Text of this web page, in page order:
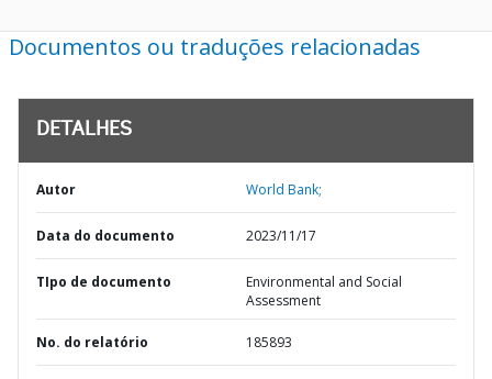
Documentos ou traduções relacionadas
DETALHES
Autor World Bank;
Data do documento 2023/11/17
TIpo de documento
Environmental and Social
Assessment
No. do relatório 185893